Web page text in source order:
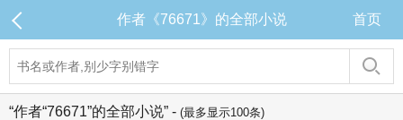
作者《76671》的全部小说 首页
“作者“76671”的全部小说” - (最多显示100条)